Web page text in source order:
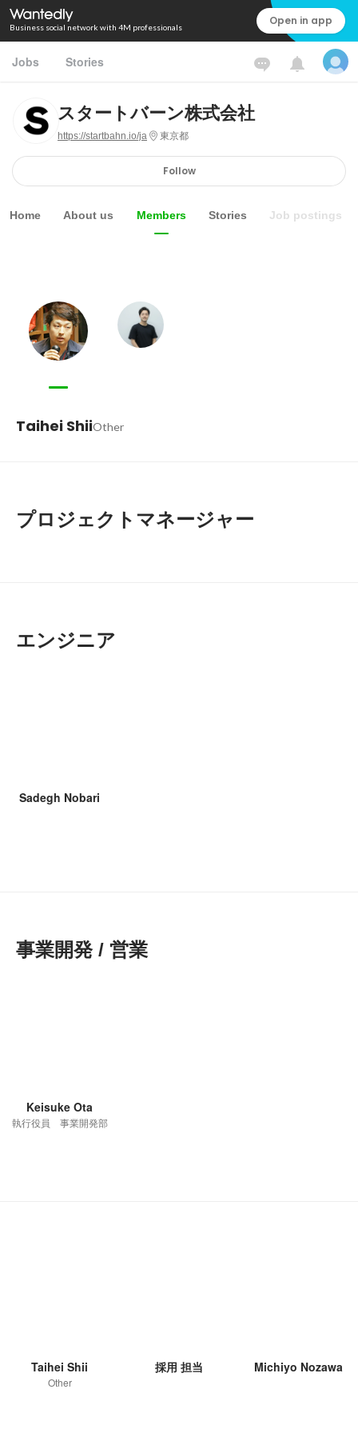
Business social network with 4M professionals Open in app
Jobs Stories
スタートバーン株式会社
https://startbahn.io/ja 東京都
Follow
Home About us Members Stories Job postings
Taihei ShiiOther
プロジェクトマネージャー
エンジニア
Sadegh Nobari
事業開発 / 営業
Keisuke Ota
執行役員 事業開発部
Taihei Shii
Other
採用 担当 Michiyo Nozawa